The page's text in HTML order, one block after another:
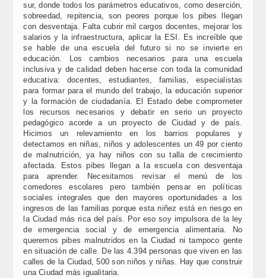
sur, donde todos los parámetros educativos, como deserción,
sobreedad, repitencia, son peores porque los pibes llegan
con desventaja. Falta cubrir mil cargos docentes, mejorar los
salarios y la infraestructura, aplicar la ESI. Es increíble que
se hable de una escuela del futuro si no se invierte en
educación. Los cambios necesarios para una escuela
inclusiva y de calidad deben hacerse con toda la comunidad
educativa: docentes, estudiantes, familias, especialistas
para formar para el mundo del trabajo, la educación superior
y la formación de ciudadanía. El Estado debe comprometer
los recursos necesarios y debatir en serio un proyecto
pedagógico acorde a un proyecto de Ciudad y de país.
Hicimos un relevamiento en los barrios populares y
detectamos en niñas, niños y adolescentes un 49 por ciento
de malnutrición, ya hay niños con su talla de crecimiento
afectada. Estos pibes llegan a la escuela con desventaja
para aprender. Necesitamos revisar el menú de los
comedores escolares pero también pensar en políticas
sociales integrales que den mayores oportunidades a los
ingresos de las familias porque esta niñez está en riesgo en
la Ciudad más rica del país. Por eso soy impulsora de la ley
de emergencia social y de emergencia alimentaria. No
queremos pibes malnutridos en la Ciudad ni tampoco gente
en situación de calle. De las 4.394 personas que viven en las
calles de la Ciudad, 500 son niños y niñas. Hay que construir
una Ciudad más igualitaria.